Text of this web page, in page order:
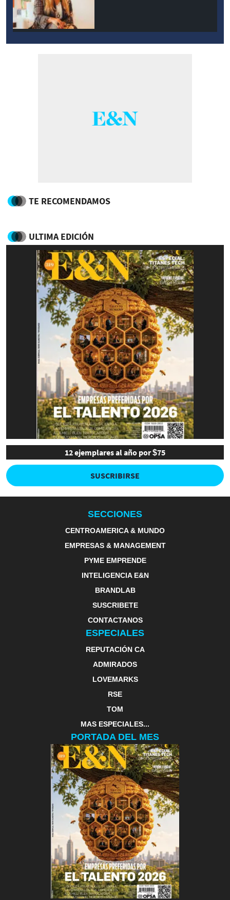
TE RECOMENDAMOS
ULTIMA EDICIÓN
12 ejemplares al año por $75
SUSCRIBIRSE
SECCIONES
CENTROAMERICA & MUNDO
EMPRESAS & MANAGEMENT
PYME EMPRENDE
INTELIGENCIA E&N
BRANDLAB
SUSCRIBETE
CONTACTANOS
ESPECIALES
REPUTACIÓN CA
ADMIRADOS
LOVEMARKS
RSE
TOM
MAS ESPECIALES...
PORTADA DEL MES